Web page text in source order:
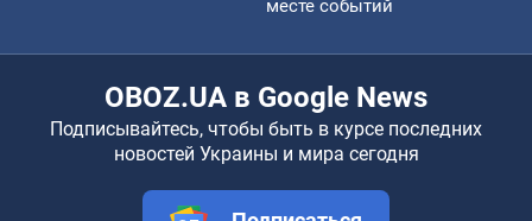
месте событий
OBOZ.UA в Google News
Подписывайтесь, чтобы быть в курсе последних
новостей Украины и мира сегодня